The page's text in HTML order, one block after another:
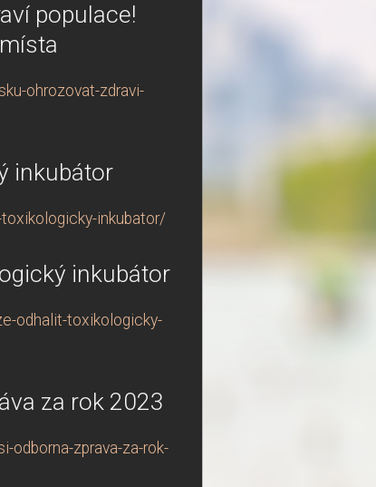
populace!
ohrozovat-zdravi-
inkubátor
inkubator/
inkubátor
odhalit-toxikologicky-
za rok 2023
odborna-zprava-za-rok-